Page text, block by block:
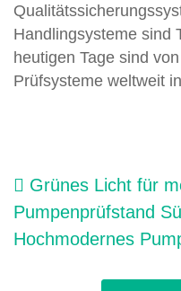
Handlingsysteme sind
heutigen Tage sind
Prüfsysteme weltweit
Beitragsnavigation
Grünes Licht für
Pumpenprüfstand
Hochmodernes